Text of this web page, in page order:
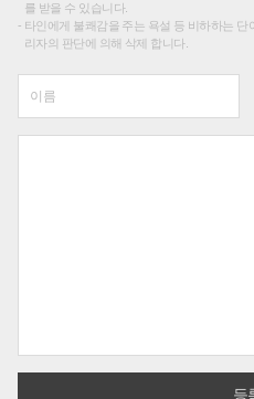
를 받을 수 있습니다.
타인에게 불쾌감을 주는 욕설 등 비하하는
리자의 판단에 의해 삭제 합니다.